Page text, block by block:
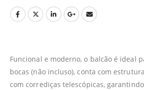
Funcional e moderno, o balcão é ideal
bocas (não incluso), conta com
com corrediças telescópicas,